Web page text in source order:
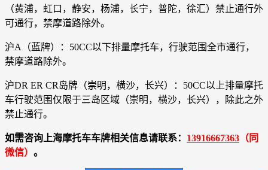
（黄浦，虹口，静安，杨浦，长宁，普陀，徐汇）禁止通行外
可通行，禁摩道路除外。
沪A（蓝牌）：50CC以下排量摩托车，行驶范围全市通行，
禁摩道路除外。
沪DR ER CR岛牌（崇明，横沙，长兴）：50CC以上排量摩托
车行驶范围仅限于三岛区域（崇明，横沙，长兴），除此之外
禁止通行。
如需咨询上海摩托车车牌相关信息请联系： 13916667363 （同
微信） 。